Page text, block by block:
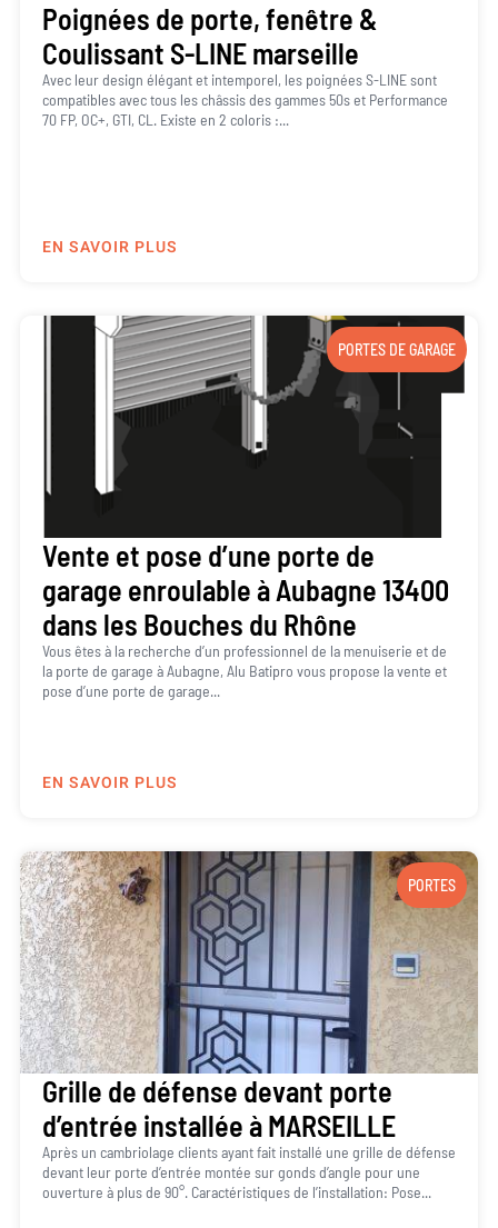
Poignées de porte, fenêtre &
Coulissant S-LINE marseille
Avec leur design élégant et intemporel, les poignées S-LINE sont
compatibles avec tous les châssis des gammes 50s et Performance
70 FP, OC+, GTI, CL. Existe en 2 coloris :...
EN SAVOIR PLUS
PORTES DE GARAGE
Vente et pose d’une porte de
garage enroulable à Aubagne 13400
dans les Bouches du Rhône
Vous êtes à la recherche d’un professionnel de la menuiserie et de
la porte de garage à Aubagne, Alu Batipro vous propose la vente et
pose d’une porte de garage...
EN SAVOIR PLUS
PORTES
Grille de défense devant porte
d’entrée installée à MARSEILLE
Après un cambriolage clients ayant fait installé une grille de défense
devant leur porte d’entrée montée sur gonds d’angle pour une
ouverture à plus de 90°. Caractéristiques de l’installation: Pose...